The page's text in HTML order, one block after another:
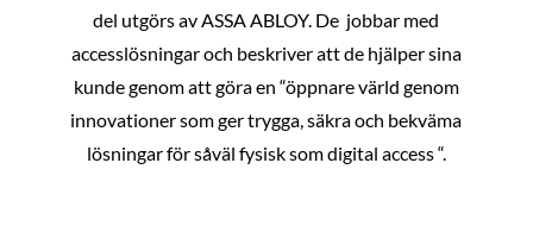
del utgörs av ASSA ABLOY. De jobbar med
accesslösningar och beskriver att de hjälper sina
kunde genom att göra en “öppnare värld genom
innovationer som ger trygga, säkra och bekväma
lösningar för såväl fysisk som digital access “.